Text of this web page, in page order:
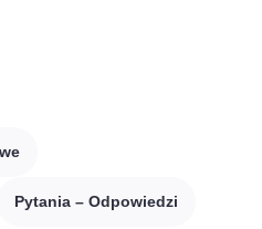
Pytania – Odpowiedzi